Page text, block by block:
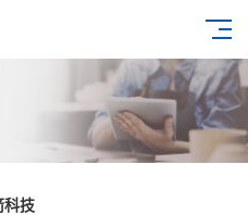
科技